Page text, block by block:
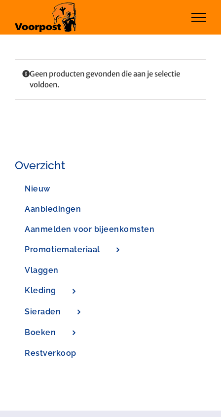
inhoud
Geen producten gevonden die aan je selectie
voldoen.
Overzicht
Nieuw
Aanbiedingen
Aanmelden voor bijeenkomsten
Promotiemateriaal
Vlaggen
Kleding
Sieraden
Boeken
Restverkoop